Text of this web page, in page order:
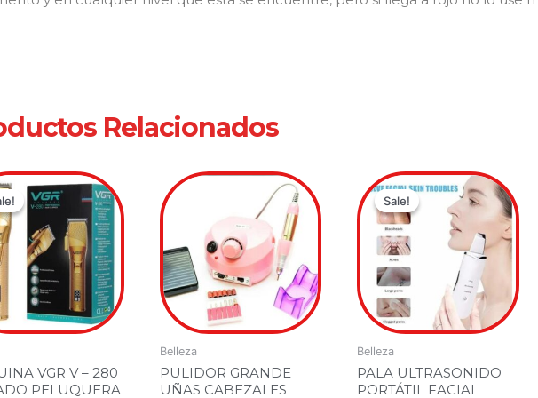
Relacionados
VGR V – 280
PELUQUERA
Original
price
was:
$119,900.00.
Current
price
is:
$99,000.00.
Belleza
PULIDOR GRANDE
UÑAS CABEZALES
Sale!
Sale!
Belleza
PALA ULTRASONIDO
PORTÁTIL FACIAL
Original
price
was:
Current
price
is: